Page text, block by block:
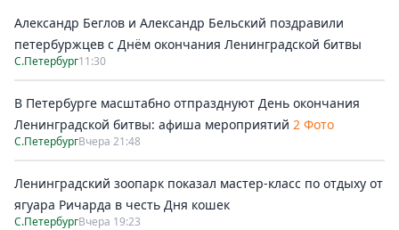
Александр Беглов и Александр Бельский поздравили
петербуржцев с Днём окончания Ленинградской битвы
С.Петербург11:30
В Петербурге масштабно отпразднуют День окончания
Ленинградской битвы: афиша мероприятий 2 Фото
С.ПетербургВчера 21:48
Ленинградский зоопарк показал мастер-класс по отдыху от
ягуара Ричарда в честь Дня кошек
С.ПетербургВчера 19:23